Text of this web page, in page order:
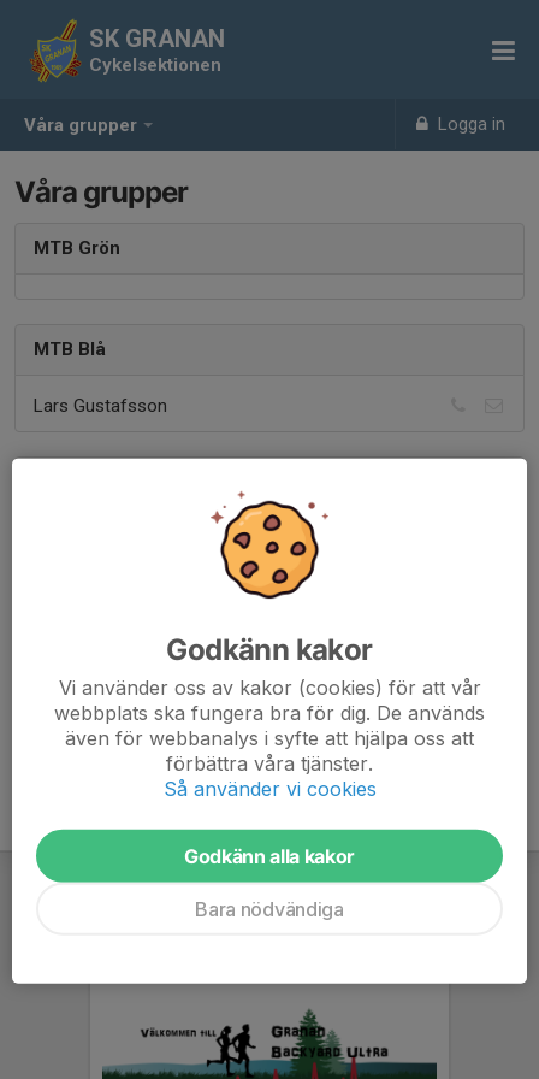
Våra grupper Logga in
SK GRANAN
Cykelsektionen
Våra grupper
MTB Grön
MTB Blå
Lars Gustafsson
MTB Svart
Godkänn kakor
Vi använder oss av kakor (cookies) för att vår
webbplats ska fungera bra för dig. De används
även för webbanalys i syfte att hjälpa oss att
förbättra våra tjänster.
Så använder vi cookies
Godkänn alla kakor
Bara nödvändiga